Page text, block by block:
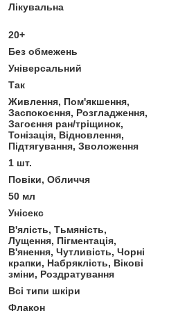
Лікувальна
20+
Без обмежень
Універсальний
Так
Живлення, Пом'якшення,
Заспокоєння, Розгладження,
Загоєння ран/тріщинок,
Тонізація, Відновлення,
Підтягування, Зволоження
1 шт.
Повіки, Обличчя
50 мл
Унісекс
В'ялість, Тьмяність,
Лущення, Пігментація,
В'янення, Чутливість, Чорні
крапки, Набряклість, Вікові
зміни, Роздратування
Всі типи шкіри
Флакон